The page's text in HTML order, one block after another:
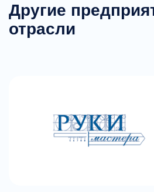
Другие
отрасли